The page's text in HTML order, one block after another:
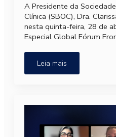
A Presidente da
Clínica (SBOC), Dra.
nesta quinta-feira, 28 de
Especial Global Fórum
Leia mais